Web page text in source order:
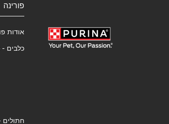
פורינה
אודות
כלבים